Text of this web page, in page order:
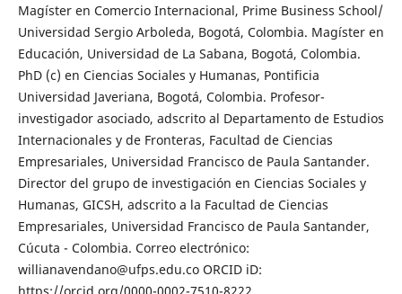
Magíster en Comercio Internacional, Prime Business School/
Universidad Sergio Arboleda, Bogotá, Colombia. Magíster en
Educación, Universidad de La Sabana, Bogotá, Colombia.
PhD (c) en Ciencias Sociales y Humanas, Pontificia
Universidad Javeriana, Bogotá, Colombia. Profesor-
investigador asociado, adscrito al Departamento de Estudios
Internacionales y de Fronteras, Facultad de Ciencias
Empresariales, Universidad Francisco de Paula Santander.
Director del grupo de investigación en Ciencias Sociales y
Humanas, GICSH, adscrito a la Facultad de Ciencias
Empresariales, Universidad Francisco de Paula Santander,
Cúcuta - Colombia. Correo electrónico:
willianavendano@ufps.edu.co ORCID iD:
https://orcid.org/0000-0002-7510-8222